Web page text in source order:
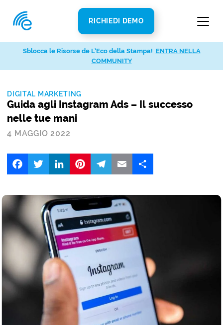
RICHIEDI DEMO
DIGITAL MARKETING
Guida agli Instagram Ads – Il successo
nelle tue mani
4 MAGGIO 2022
FacebookTwitter LinkedIn
Sblocca le Risorse de L’Eco della Stampa! ENTRA NELLA
COMMUNITY